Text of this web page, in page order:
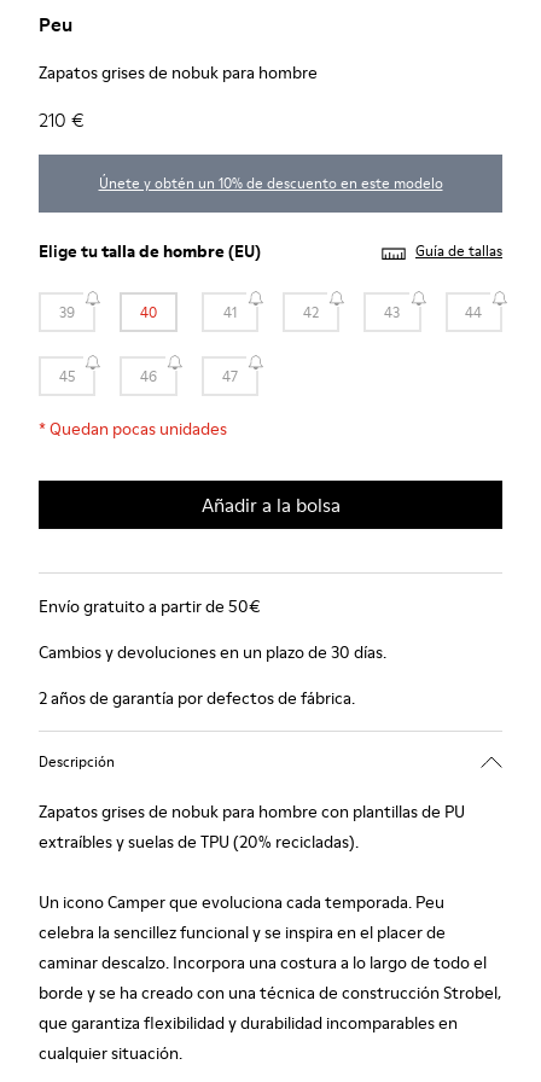
Peu
Zapatos grises de nobuk para hombre
210 €
Únete y obtén un 10% de descuento en este modelo
Elige tutalla de hombre(EU) Guía de tallas
39 40 41 42 43 44
45 46 47
*Quedan pocas unidades
Añadir a la bolsa
Envío gratuito a partir de 50€
Cambios y devoluciones en un plazo de 30 días.
2 años de garantía por defectos de fábrica.
Descripción
Zapatos grises de nobuk para hombre con plantillas de PU
extraíbles y suelas de TPU (20% recicladas).
Un icono Camper que evoluciona cada temporada. Peu
celebra la sencillez funcional y se inspira en el placer de
caminar descalzo. Incorpora una costura a lo largo de todo el
borde y se ha creado con una técnica de construcción Strobel,
que garantiza flexibilidad y durabilidad incomparables en
cualquier situación.